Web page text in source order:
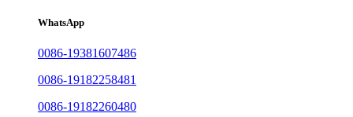
WhatsApp
0086-19381607486
0086-19182258481
0086-19182260480